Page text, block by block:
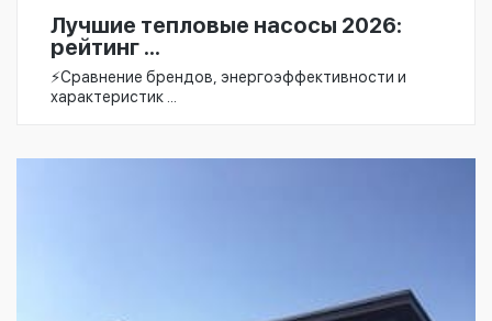
Лучшие тепловые насосы 2026:
рейтинг ...
⚡️Сравнение брендов, энергоэффективности и
характеристик ...